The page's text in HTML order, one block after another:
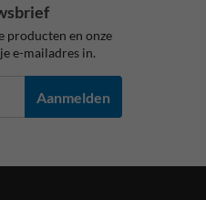
producten en onze
e-mailadres in.
Aanmelden